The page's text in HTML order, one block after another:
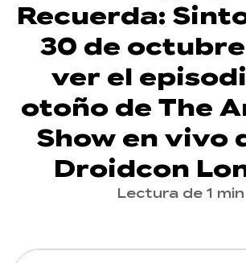
Recuerda:
30 de
ver el
otoño de The
Show en vivo
Droidcon
Lectura de 1 min